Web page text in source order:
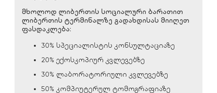
მხოლოდ ლიბერთის სოციალური ბარათით
ლიბერთის ტერმინალზე გადახდისას მიიღეთ
ფასდაკლება:
30% სპეციალისტის კონსულტაციაზე
20% ექოსკოპიურ კვლევებზე
30% ლაბორატორიული კვლევებზე
50% კომპიუტერულ ტომოგრაფიაზე